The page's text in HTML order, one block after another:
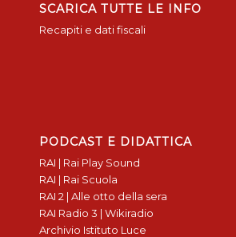
SCARICA TUTTE LE INFO
Recapiti e dati fiscali
PODCAST E DIDATTICA
RAI | Rai Play Sound
RAI | Rai Scuola
RAI 2 | Alle otto della sera
RAI Radio 3 | Wikiradio
Archivio Istituto Luce